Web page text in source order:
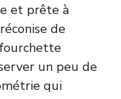
et prête à
de
un peu de
qui